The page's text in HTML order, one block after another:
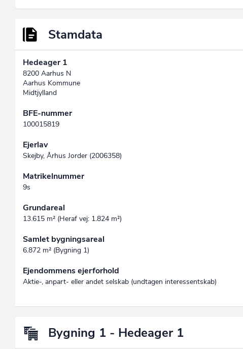
Stamdata
Hedeager 1
8200 Aarhus N
Aarhus Kommune
Midtjylland
BFE-nummer
100015819
Ejerlav
Skejby, Århus Jorder (2006358)
Matrikelnummer
9s
Grundareal
13.615 m² (Heraf vej: 1.824 m²)
Samlet bygningsareal
6.872 m² (Bygning 1)
Ejendommens ejerforhold
Aktie-, anpart- eller andet selskab (undtagen interessent­skab)
Bygning 1 - Hedeager 1